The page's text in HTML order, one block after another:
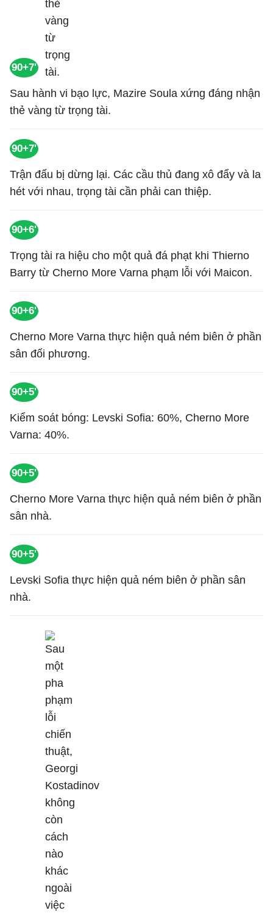
90+7'
Sau hành vi bạo lực, Mazire Soula xứng đáng nhận
thẻ vàng từ trọng tài.
90+7'
Trận đấu bị dừng lại. Các cầu thủ đang xô đẩy và la
hét với nhau, trọng tài cần phải can thiệp.
90+6'
Trọng tài ra hiệu cho một quả đá phạt khi Thierno
Barry từ Cherno More Varna phạm lỗi với Maicon.
90+6'
Cherno More Varna thực hiện quả ném biên ở phần
sân đối phương.
90+5'
Kiểm soát bóng: Levski Sofia: 60%, Cherno More
Varna: 40%.
90+5'
Cherno More Varna thực hiện quả ném biên ở phần
sân nhà.
90+5'
Levski Sofia thực hiện quả ném biên ở phần sân
nhà.